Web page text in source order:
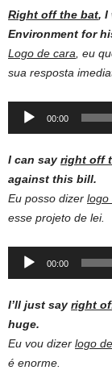
Right off the bat, I
Environment for
Logo de cara , eu
sua resposta
Audio
00:00
I can say right off
against this bill.
Eu posso dizer logo
esse projeto de lei.
Audio
00:00
I’ll just say right
huge.
Eu vou dizer logo
é enorme.